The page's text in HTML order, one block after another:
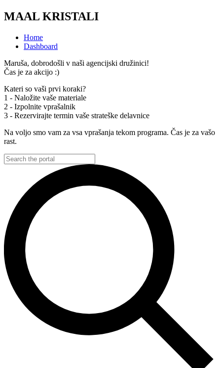
MAAL KRISTALI
Home
Dashboard
Maruša, dobrodošli v naši agencijski družinici!
Čas je za akcijo :)
Kateri so vaši prvi koraki?
1 - Naložite vaše materiale
2 - Izpolnite vprašalnik
3 - Rezervirajte termin vaše strateške delavnice
Na voljo smo vam za vsa vprašanja tekom programa. Čas je za vašo
rast.